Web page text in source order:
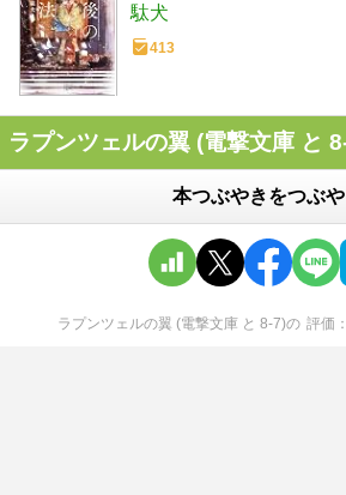
駄犬
413
ラプンツェルの翼 (電撃文庫 と
本つぶやきをつぶや
ラプンツェルの翼 (電撃文庫 と 8-7)の 評価